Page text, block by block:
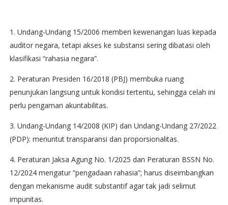
1. Undang-Undang 15/2006 memberi kewenangan luas kepada
auditor negara, tetapi akses ke substansi sering dibatasi oleh
klasifikasi “rahasia negara”.
2. Peraturan Presiden 16/2018 (PBJ) membuka ruang
penunjukan langsung untuk kondisi tertentu, sehingga celah ini
perlu pengaman akuntabilitas.
3. Undang-Undang 14/2008 (KIP) dan Undang-Undang 27/2022
(PDP): menuntut transparansi dan proporsionalitas.
4. Peraturan Jaksa Agung No. 1/2025 dan Peraturan BSSN No.
12/2024 mengatur “pengadaan rahasia”; harus diseimbangkan
dengan mekanisme audit substantif agar tak jadi selimut
impunitas.